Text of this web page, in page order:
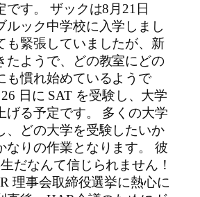
です。 ザックは8月21日
ルック中学校に入学しまし
も緊張していましたが、新
たようで、どの教室にどの
も慣れ始めているようで
日に SAT を受験し、大学
げる予定です。 多くの大学
、どの大学を受験したいか
なりの作業となります。 彼
だなんて信じられません！
理事会取締役選挙に熱心に